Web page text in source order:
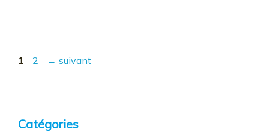
Page
1 Page
2 → suivant
Catégories